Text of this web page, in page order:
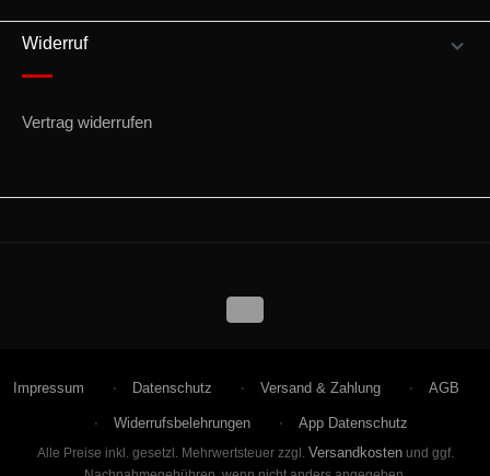
Widerruf
Vertrag widerrufen
Impressum Datenschutz Versand & Zahlung AGB
Widerrufsbelehrungen App Datenschutz
Alle Preise inkl. gesetzl. Mehrwertsteuer zzgl. Versandkostenund ggf.